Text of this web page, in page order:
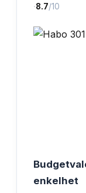
·8.7/10
enkelhet